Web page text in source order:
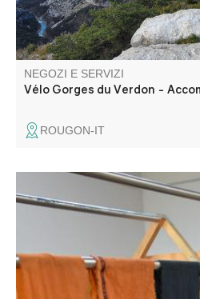
NEGOZI E SERVIZI
Vélo Gorges du Verdon -
ROUGON-IT
Laboratorio di tintura vegetale su
accompagnarvi in un viaggio nel
dove si fondono
tradizionali, conoscenze